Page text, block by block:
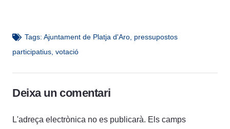
Tags: Ajuntament de Platja d'Aro, pressupostos
participatius, votació
Deixa un comentari
L'adreça electrònica no es publicarà. Els camps